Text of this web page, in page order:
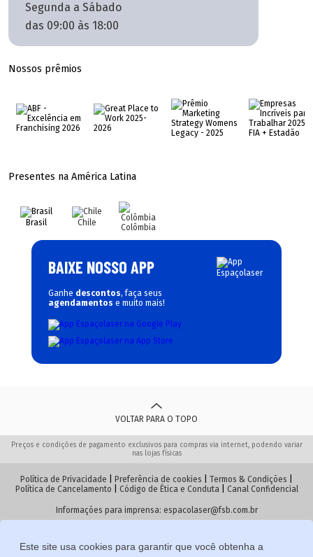
Este site usa cookies para garantir que você obtenha a
Segunda a Sábado
das 09:00 às 18:00
Nossos prêmios
Presentes na América Latina
Brasil Chile Colômbia
BAIXE NOSSO APP
Ganhe descontos, faça seus
agendamentos e muito mais!
VOLTAR PARA O TOPO
Preços e condições de pagamento exclusivos para compras via internet, podendo variar
nas lojas físicas
Política de Privacidade Preferência de cookies Termos & Condições
Política de Cancelamento
Código de Ética e Conduta| Canal Confidencial
Informações para imprensa: espacolaser@fsb.com.br